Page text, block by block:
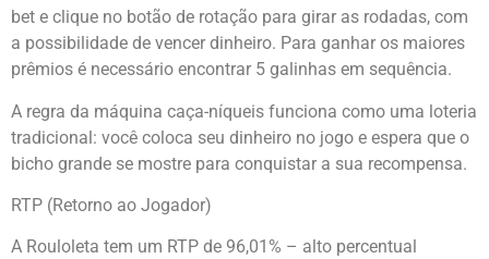
bet e clique no botão de rotação para girar as rodadas, com
a possibilidade de vencer dinheiro. Para ganhar os maiores
prêmios é necessário encontrar 5 galinhas em sequência.
A regra da máquina caça-níqueis funciona como uma loteria
tradicional: você coloca seu dinheiro no jogo e espera que o
bicho grande se mostre para conquistar a sua recompensa.
RTP (Retorno ao Jogador)
A Rouloleta tem um RTP de 96,01% – alto percentual